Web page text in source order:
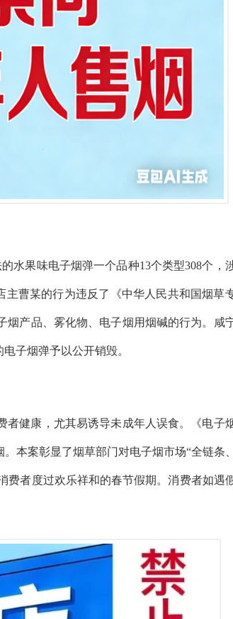
水果味电子烟弹一个品种13个类型308个，
主曹某的行为违反了《中华人民共和国烟草
烟产品、雾化物、电子烟用烟碱的行为。咸
子烟弹予以公开销毁。
健康，尤其易诱导未成年人误食。《电子
本案彰显了烟草部门对电子烟市场“全链条
费者度过欢乐祥和的春节假期。消费者如遇